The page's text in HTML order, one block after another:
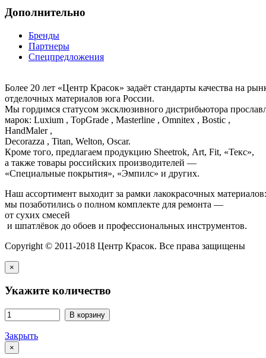
Дополнительно
Бренды
Партнеры
Спецпредложения
Более 20 лет «Центр Красок» задаёт стандарты качества на
отделочных материалов юга России.
Мы гордимся статусом эксклюзивного дистрибьютора
марок: Luxium , TopGrade , Masterline , Omnitex , Bostic ,
HandMaler ,
Decorazza , Titan, Welton, Oscar.
Кроме того, предлагаем продукцию Sheetrok, Art, Fit, «Текс»,
а также товары российских производителей —
«Специальные покрытия», «Эмпилс» и других.
Наш ассортимент выходит за рамки лакокрасочных
мы позаботились о полном комплекте для ремонта —
от сухих смесей
и шпатлёвок до обоев и профессиональных инструментов.
Copyright © 2011-2018 Центр Красок. Все права защищены
×
Укажите количество
В корзину
Закрыть
×